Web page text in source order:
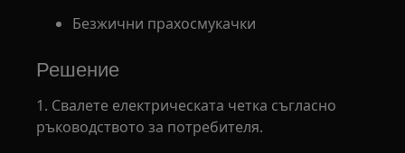
Безжични прахосмукачки
Решение
1. Свалете електрическата четка съгласно
ръководството за потребителя.